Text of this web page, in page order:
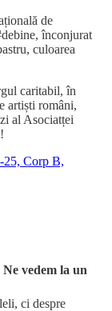
de
înconjurat
culoarea
caritabil, în
artiști români,
al Asociatței
25, Corp B,
vedem la un
ci despre